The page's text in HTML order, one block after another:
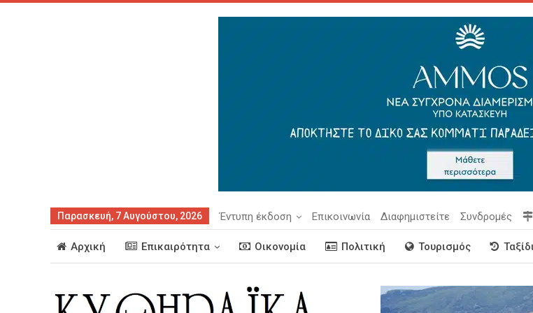
Παρασκευή, 7 Αυγούστου, 2026 Έντυπη έκδοση Επικοινωνία Διαφημιστείτε Συνδρομές
Αρχική Επικαιρότητα Οικονομία Πολιτική Τουρισμός